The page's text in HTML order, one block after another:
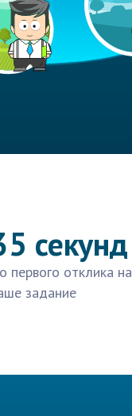
секунд
первого отклика на
задание